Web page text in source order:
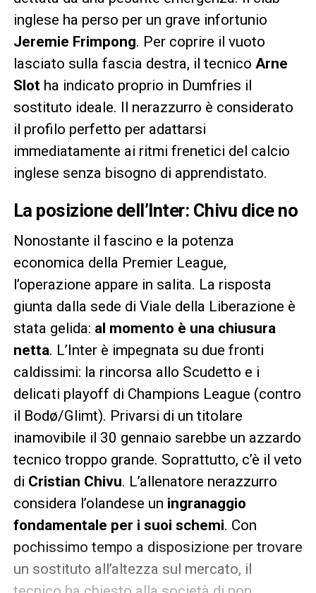
inglese ha perso per un grave infortunio
Jeremie Frimpong. Per coprire il vuoto
lasciato sulla fascia destra, il tecnico Arne
Slotha indicato proprio in Dumfries il
sostituto ideale. Il nerazzurro è considerato
il profilo perfetto per adattarsi
immediatamente ai ritmi frenetici del calcio
inglese senza bisogno di apprendistato.
La posizione dell’Inter: Chivu dice no
Nonostante il fascino e la potenza
economica della Premier League,
l’operazione appare in salita. La risposta
giunta dalla sede di Viale della Liberazione è
stata gelida: al momento è una chiusura
netta. L’Inter è impegnata su due fronti
caldissimi: la rincorsa allo Scudetto e i
delicati playoff di Champions League (contro
il Bodø/Glimt). Privarsi di un titolare
inamovibile il 30 gennaio sarebbe un azzardo
tecnico troppo grande. Soprattutto, c’è il veto
di Cristian Chivu. L’allenatore nerazzurro
considera l’olandese un ingranaggio
fondamentale per i suoi schemi. Con
pochissimo tempo a disposizione per trovare
un sostituto all’altezza sul mercato, il